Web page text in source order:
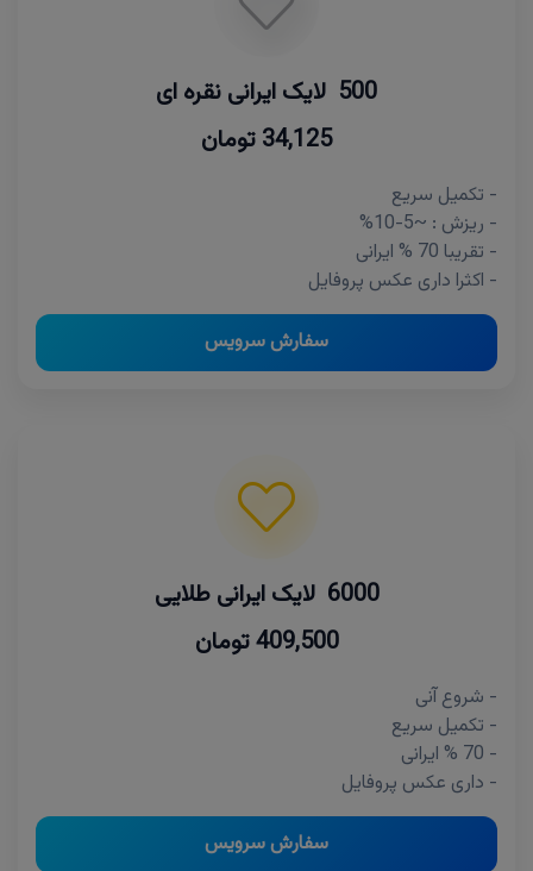
500 لایک ایرانی نقره ای
34,125 تومان
- تکمیل سریع
- ریزش : ~5-10%
- تقریبا 70 % ایرانی
- اکثرا داری عکس پروفایل
سفارش سرویس
6000 لایک ایرانی طلایی
409,500 تومان
- شروع آنی
- تکمیل سریع
- 70 % ایرانی
- داری عکس پروفایل
سفارش سرویس